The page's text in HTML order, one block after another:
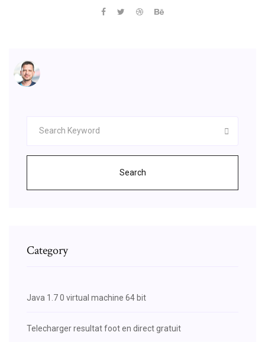
Search
Category
Java 1.7 0 virtual machine 64 bit
Telecharger resultat foot en direct gratuit